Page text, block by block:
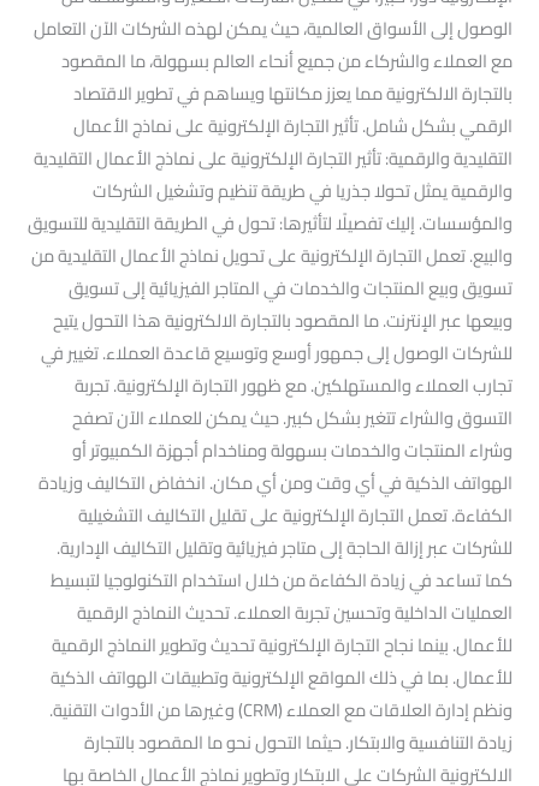
الوصول إلى الأسواق العالمية، حيث يمكن لهذه الشركات الآن التعامل
مع العملاء والشركاء من جميع أنحاء العالم بسهولة، ما المقصود
بالتجارة الالكترونية مما يعزز مكانتها ويساهم في تطوير الاقتصاد
الرقمي بشكل شامل. تأثير التجارة الإلكترونية على نماذج الأعمال
التقليدية والرقمية: تأثير التجارة الإلكترونية على نماذج الأعمال التقليدية
والرقمية يمثل تحولا جذريا في طريقة تنظيم وتشغيل الشركات
والمؤسسات. إليك تفصيلًا لتأثيرها: تحول في الطريقة التقليدية للتسويق
والبيع. تعمل التجارة الإلكترونية على تحويل نماذج الأعمال التقليدية من
تسويق وبيع المنتجات والخدمات في المتاجر الفيزيائية إلى تسويق
وبيعها عبر الإنترنت. ما المقصود بالتجارة الالكترونية هذا التحول يتيح
للشركات الوصول إلى جمهور أوسع وتوسيع قاعدة العملاء. تغيير في
تجارب العملاء والمستهلكين. مع ظهور التجارة الإلكترونية. تجربة
التسوق والشراء تتغير بشكل كبير. حيث يمكن للعملاء الآن تصفح
وشراء المنتجات والخدمات بسهولة ومناخدام أجهزة الكمبيوتر أو
الهواتف الذكية في أي وقت ومن أي مكان. انخفاض التكاليف وزيادة
الكفاءة. تعمل التجارة الإلكترونية على تقليل التكاليف التشغيلية
للشركات عبر إزالة الحاجة إلى متاجر فيزيائية وتقليل التكاليف الإدارية.
كما تساعد في زيادة الكفاءة من خلال استخدام التكنولوجيا لتبسيط
العمليات الداخلية وتحسين تجربة العملاء. تحديث النماذج الرقمية
للأعمال. بينما نجاح التجارة الإلكترونية تحديث وتطوير النماذج الرقمية
للأعمال. بما في ذلك المواقع الإلكترونية وتطبيقات الهواتف الذكية
ونظم إدارة العلاقات مع العملاء (CRM) وغيرها من الأدوات التقنية.
زيادة التنافسية والابتكار. حيثما التحول نحو ما المقصود بالتجارة
الالكترونية الشركات على الابتكار وتطوير نماذج الأعمال الخاصة بها